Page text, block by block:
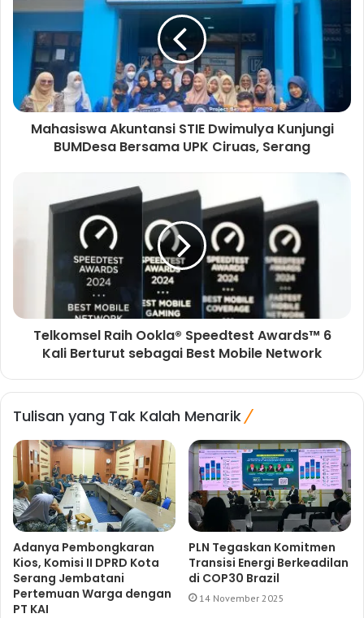
t
e
Mahasiswa Akuntansi STIE Dwimulya Kunjungi
BUMDesa Bersama UPK Ciruas, Serang
Telkomsel Raih Ookla® Speedtest Awards™ 6
Kali Berturut sebagai Best Mobile Network
Tulisan yang Tak Kalah Menarik
Adanya Pembongkaran
Kios, Komisi II DPRD Kota
Serang Jembatani
Pertemuan Warga dengan
PT KAI
PLN Tegaskan Komitmen
Transisi Energi Berkeadilan
di COP30 Brazil
14 November 2025